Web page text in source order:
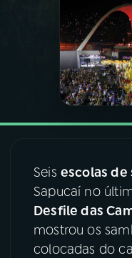
PROGRAMAS
PODCASTS
08FESTIVAL DE
ACOMPANHE A RÁDIO
Seis escolas de
Sapucaí no
Desfile das
mostrou os
colocadas do